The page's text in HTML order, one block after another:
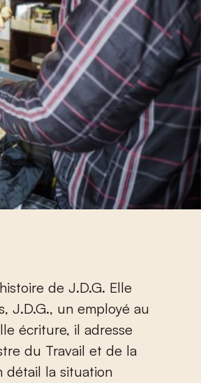
de J.D.G. Elle
J.D.G., un employé au
écriture, il adresse
du Travail et de la
détail la situation